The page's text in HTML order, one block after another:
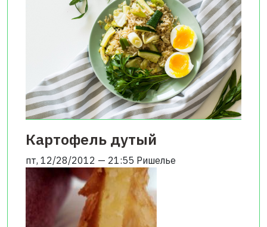
Картофель дутый
пт, 12/28/2012 — 21:55 Ришелье